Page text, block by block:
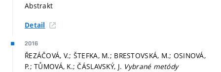
Abstrakt
Detail
2016
ŘEZÁČOVÁ, V.; ŠTEFKA, M.; BRESTOVSKÁ, M.; OSINOVÁ,
P.; TŮMOVÁ, K.; ČÁSLAVSKÝ, J. Vybrané metódy